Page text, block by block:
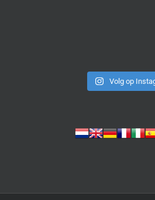
Volg op